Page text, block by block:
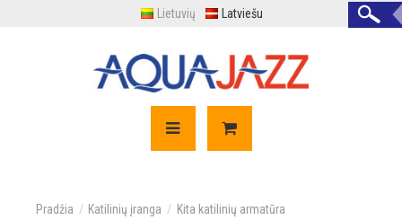
Lietuvių Latviešu
Katilinių įranga Kita katilinių armatūra